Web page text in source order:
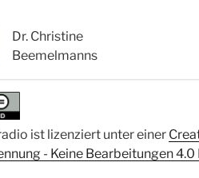
Dr. Christine
Beemelmanns
ist lizenziert unter einer
- Keine Bearbeitungen